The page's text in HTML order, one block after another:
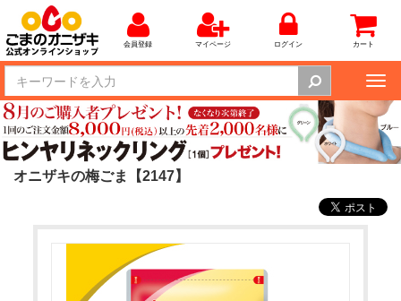
会員登録 マイページ ログイン カート
オニザキの梅ごま【2147】